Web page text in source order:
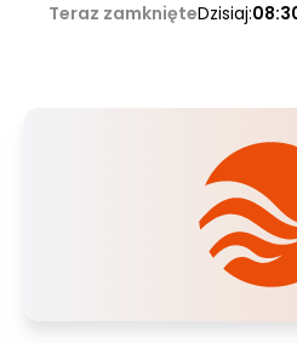
Teraz zamknięteDzisiaj: